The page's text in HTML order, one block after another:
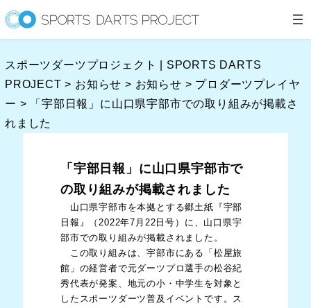
内
容
ス
キ
ッ
プ
スポーツダーツプロジェクト | SPORTS DARTS
PROJECT > お知らせ > お知らせ > プロダーツプレイヤ
ー >
「宇部日報」に山口県宇部市での取り組みが掲載さ
れました
「宇部日報」に山口県宇部市で
の取り組みが掲載されました
山口県宇部市を本拠とする郷土紙『宇部
日報』（2022年7月22日号）に、山口県宇
部市での取り組みが掲載されました。
この取り組みは、宇部市にある「松屋旅
館」の経営者で元ダーツプロ選手の松谷紀
秀代表が発案、地元の小・中学生を対象と
したスポーツダーツ普及イベントです。ス